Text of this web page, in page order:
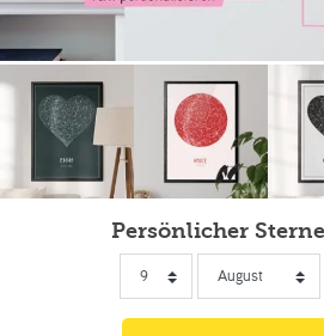
Persönlicher